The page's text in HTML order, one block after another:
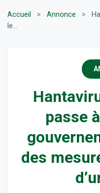
Accueil > Annonce >
le...
passe
des